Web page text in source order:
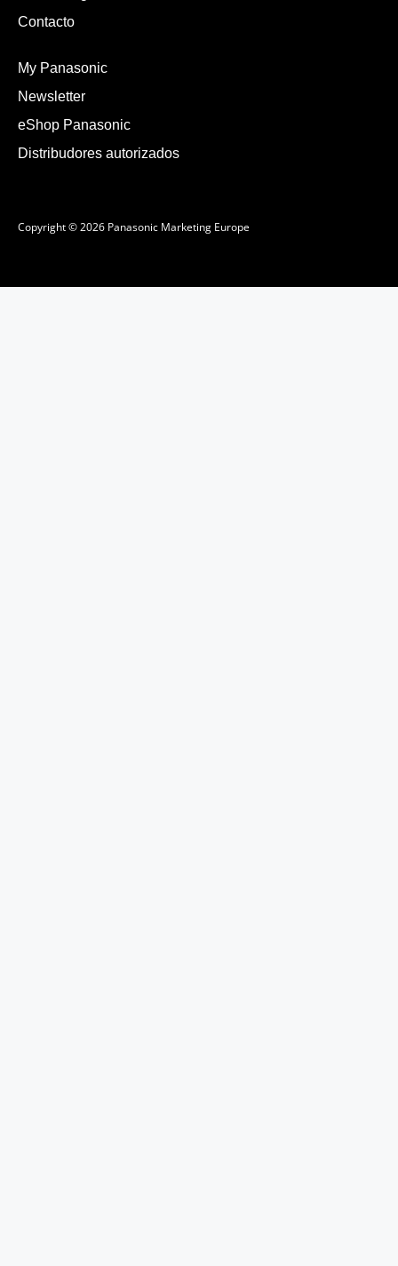
Contacto
My Panasonic
Newsletter
eShop Panasonic
Distribudores autorizados
Copyright © 2026 Panasonic Marketing Europe